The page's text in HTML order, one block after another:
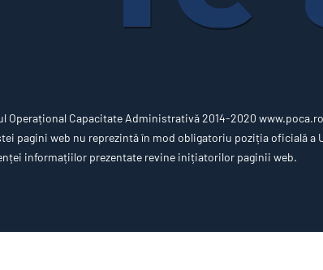
Operațional Capacitate Administrativă 2014-2020
pagini web nu reprezintă în mod obligatoriu poziția oficială
informațiilor prezentate revine inițiatorilor paginii web.